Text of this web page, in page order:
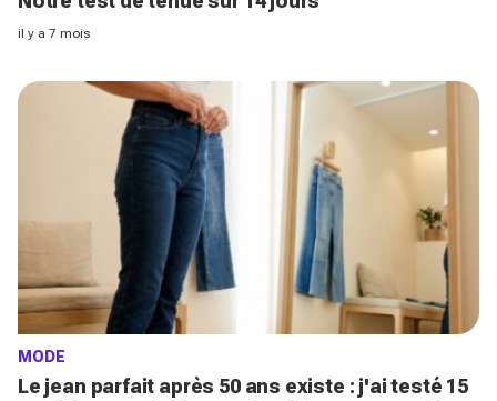
il y a 7 mois
MODE
Le jean parfait après 50 ans existe : j'ai testé 15